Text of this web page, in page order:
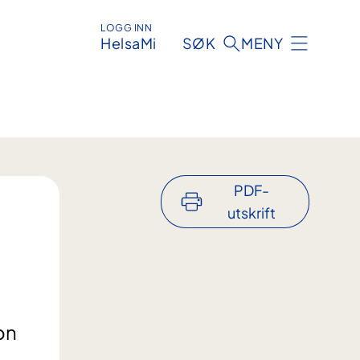
LOGG INN
HelsaMi SØK MENY
PDF-
utskrift